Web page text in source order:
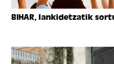
BIHAR, lankidetzatik